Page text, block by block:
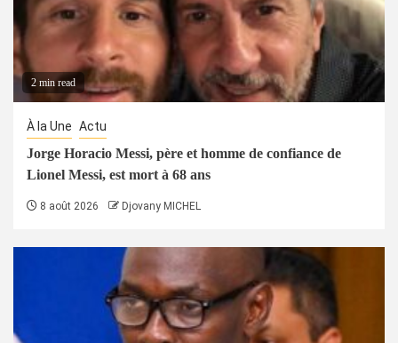
2 min read
À la Une Actu
Jorge Horacio Messi, père et homme de confiance de
Lionel Messi, est mort à 68 ans
8 août 2026 Djovany MICHEL